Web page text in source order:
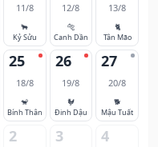
11/8
🐂
Kỷ Sửu
12/8
🐅
Canh Dần
13/8
🐈
Tân Mão
25
18/8
🐒
Bính Thân
26
19/8
🐓
Đinh Dậu
27
20/8
🐕
Mậu Tuất
2 3 4